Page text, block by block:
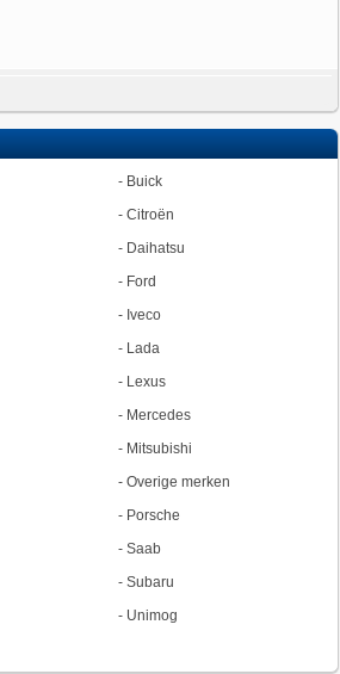
- Buick
- Citroën
- Daihatsu
- Ford
- Iveco
- Lada
- Lexus
- Mercedes
- Mitsubishi
- Overige merken
- Porsche
- Saab
- Subaru
- Unimog